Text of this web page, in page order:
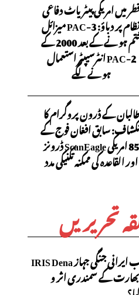
میں امریکی پیٹریاٹ دفاعی
نظام پر دباؤ: PAC-3 میزائل
ختم ہونے کے بعد 2000 کے
PAC-2 انٹرسیپٹر استعمال
ہونے لگے
طالبان کے ڈرون پروگرام کا
سابق افغان فوج کے
85 امریکی ScanEagle ڈرونز
اور القاعدہ کی ممکنہ تکنیکی مدد
تحریریں
سری لنکا کے قریب ایرانی جنگی جہاز IRIS Dena
بھارت کے سمندری اثر و